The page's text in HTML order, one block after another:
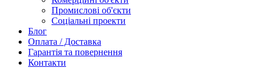
Промислові об'єкти
Соціальні проекти
Блог
Оплата / Доставка
Гарантія та повернення
Контакти